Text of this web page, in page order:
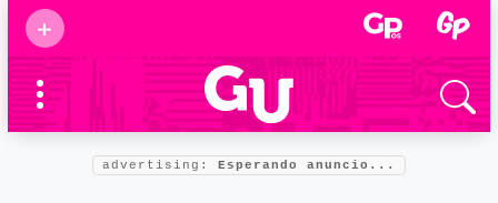
+
Supermamás
2025
Marcas de
confianza
Foro salud
advertising: Esperando anuncio...